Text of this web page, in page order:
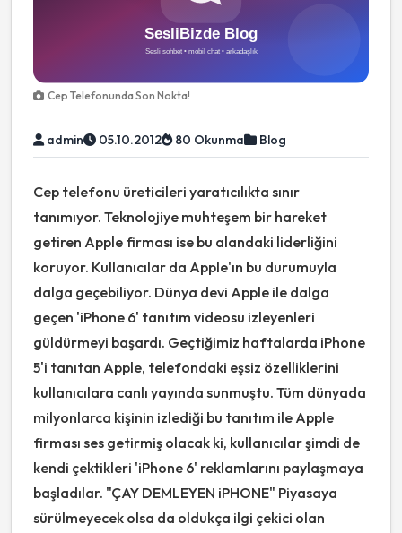
Cep Telefonunda Son Nokta!
admin 05.10.2012 80 Okunma Blog
Cep telefonu üreticileri yaratıcılıkta sınır
tanımıyor. Teknolojiye muhteşem bir hareket
getiren Apple firması ise bu alandaki liderliğini
koruyor. Kullanıcılar da Apple'ın bu durumuyla
dalga geçebiliyor. Dünya devi Apple ile dalga
geçen 'iPhone 6' tanıtım videosu izleyenleri
güldürmeyi başardı. Geçtiğimiz haftalarda iPhone
5'i tanıtan Apple, telefondaki eşsiz özelliklerini
kullanıcılara canlı yayında sunmuştu. Tüm dünyada
milyonlarca kişinin izlediği bu tanıtım ile Apple
firması ses getirmiş olacak ki, kullanıcılar şimdi de
kendi çektikleri 'iPhone 6' reklamlarını paylaşmaya
başladılar. "ÇAY DEMLEYEN iPHONE" Piyasaya
sürülmeyecek olsa da oldukça ilgi çekici olan